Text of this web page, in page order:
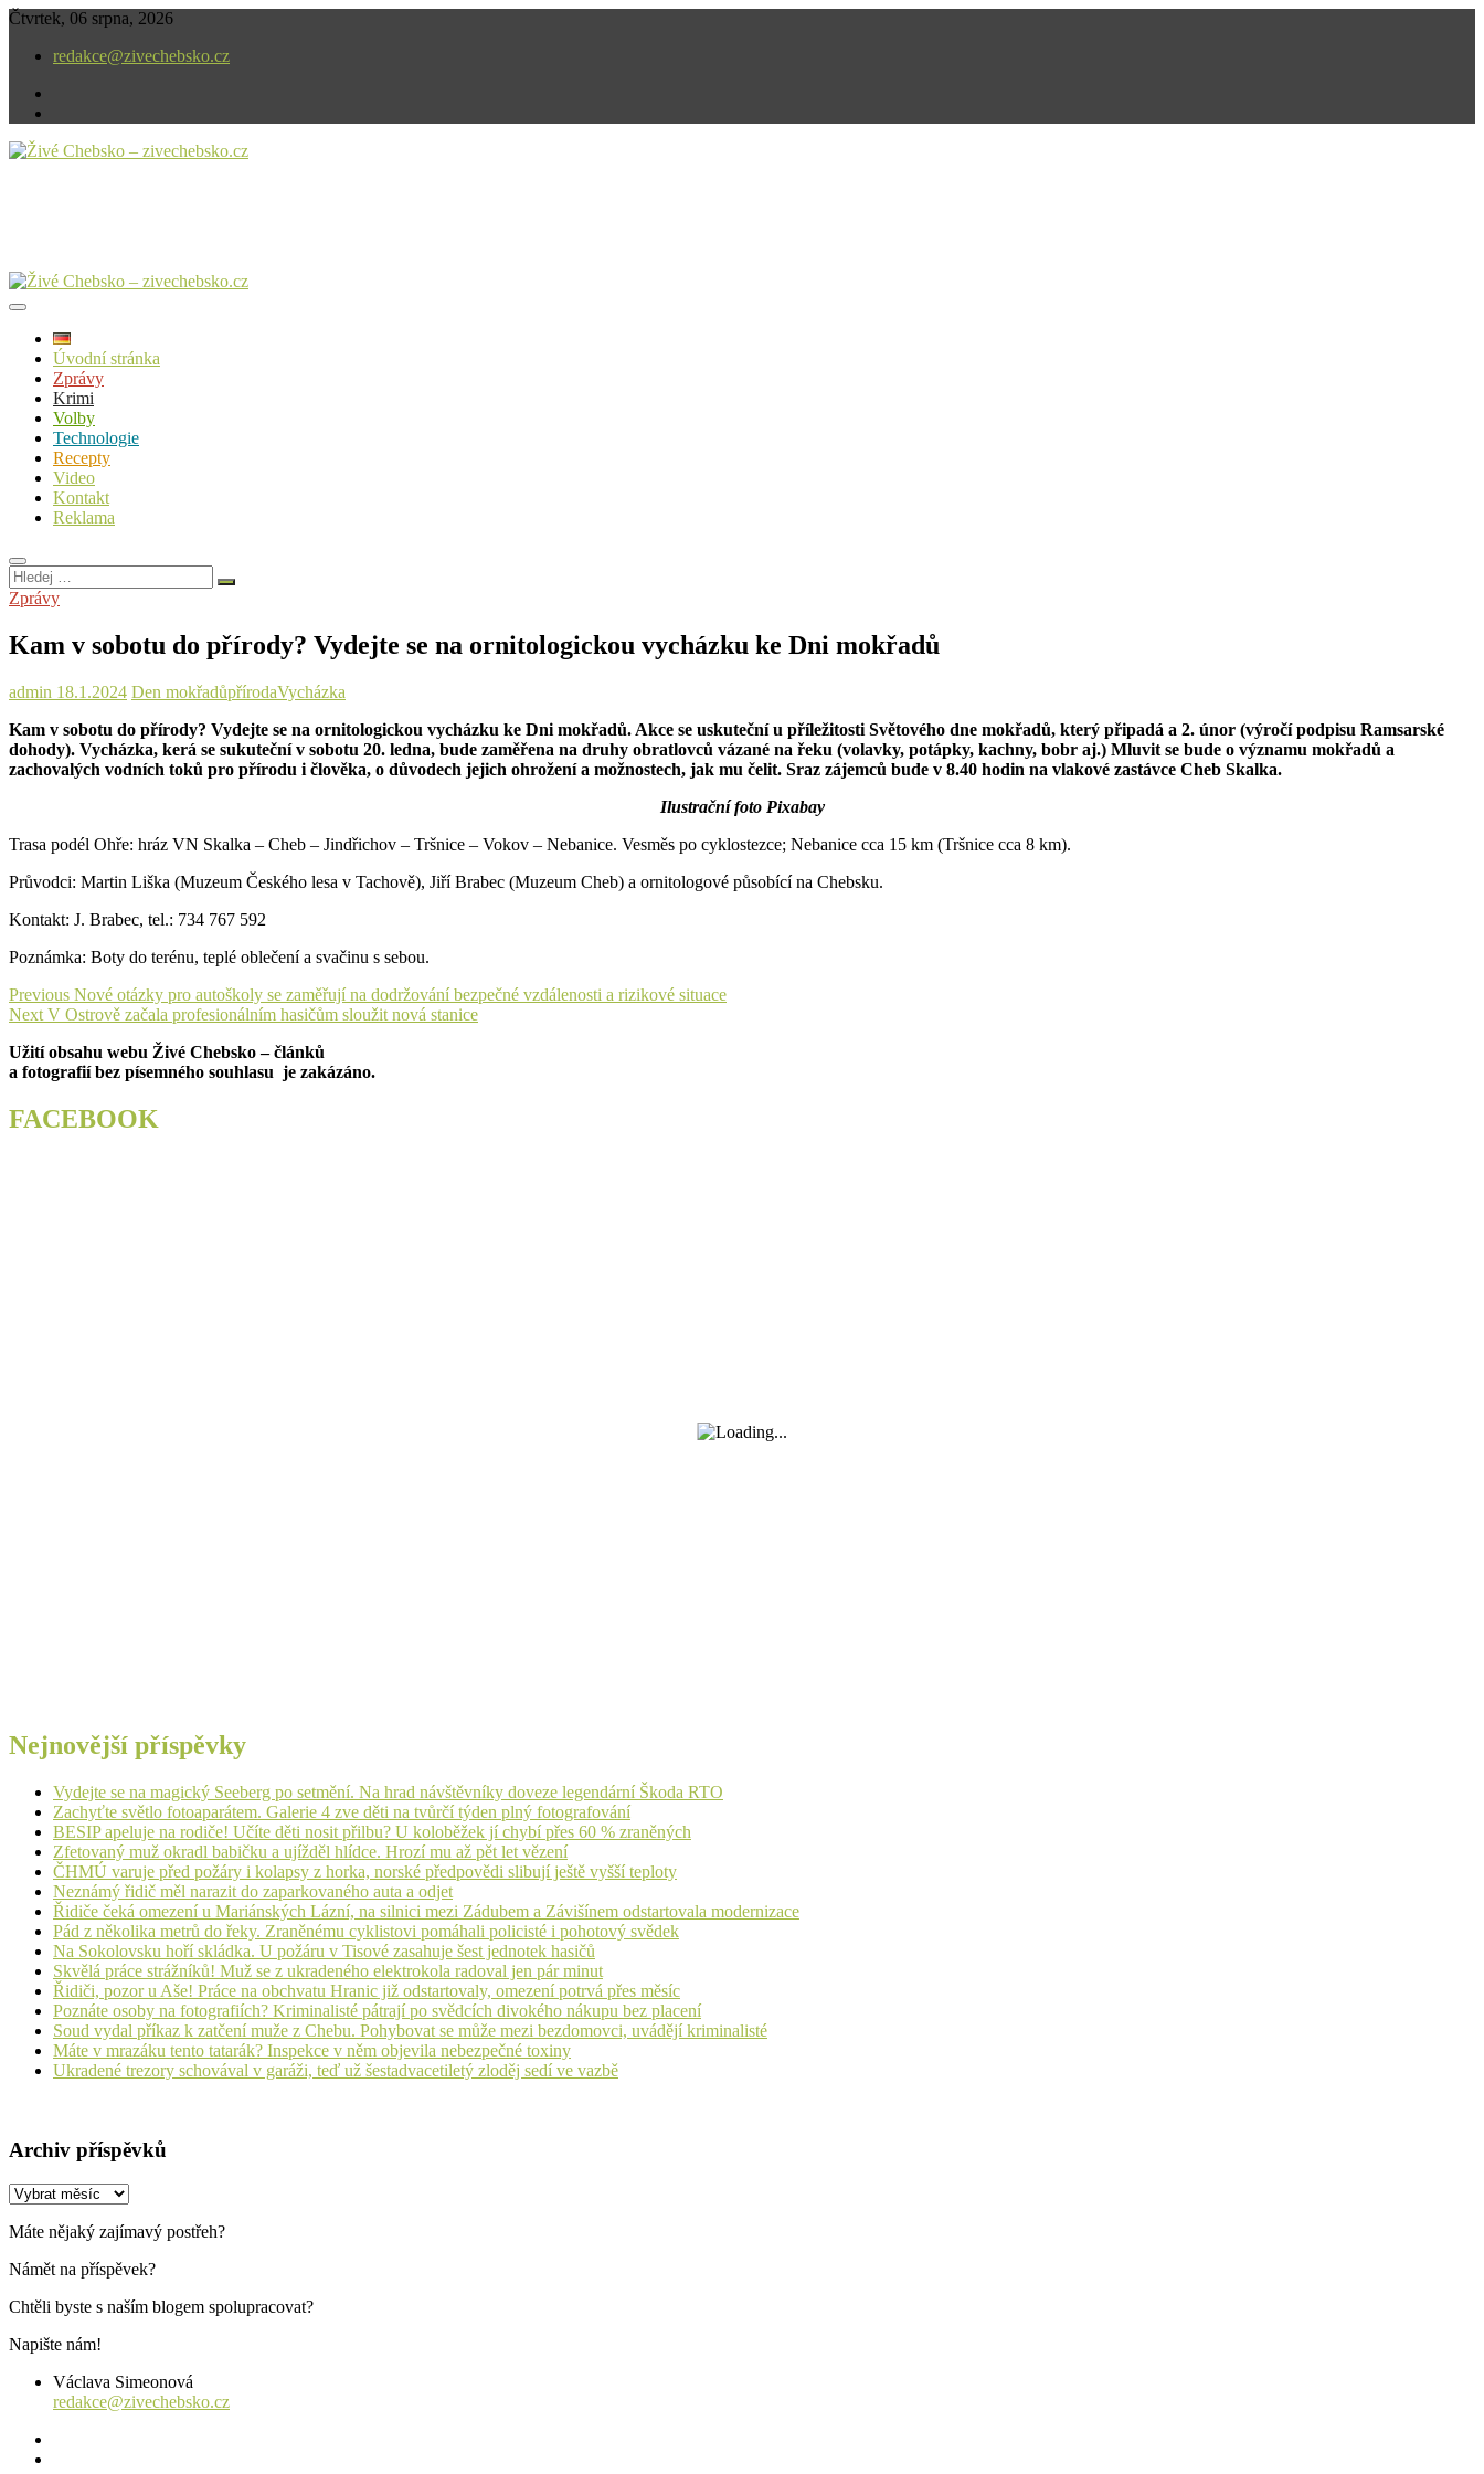
Skip
content
Čtvrtek, 06 srpna, 2026
redakce@zivechebsko.cz
Úvodní stránka
Zprávy
Krimi
Volby
Technologie
Recepty
Video
Kontakt
Reklama
Hledej
…
Zprávy
Kam v sobotu do přírody? Vydejte se na ornitologickou vycházku ke Dni mokřadů
admin 18.1.2024 Den mokřadůpřírodaVycházka
Kam v sobotu do přírody? Vydejte se na ornitologickou vycházku ke Dni mokřadů. Akce se uskuteční u příležitosti Světového dne mokřadů, který připadá a 2. únor (výročí podpisu Ramsarské
dohody). Vycházka, kerá se sukuteční v sobotu 20. ledna, bude zaměřena na druhy obratlovců vázané na řeku (volavky, potápky, kachny, bobr aj.) Mluvit se bude o významu mokřadů a
zachovalých vodních toků pro přírodu i člověka, o důvodech jejich ohrožení a možnostech, jak mu čelit. Sraz zájemců bude v 8.40 hodin na vlakové zastávce Cheb Skalka.
Ilustrační foto Pixabay
Trasa podél Ohře: hráz VN Skalka – Cheb – Jindřichov – Tršnice – Vokov – Nebanice. Vesměs po cyklostezce; Nebanice cca 15 km (Tršnice cca 8 km).
Průvodci: Martin Liška (Muzeum Českého lesa v Tachově), Jiří Brabec (Muzeum Cheb) a ornitologové působící na Chebsku.
Kontakt: J. Brabec, tel.: 734 767 592
Poznámka: Boty do terénu, teplé oblečení a svačinu s sebou.
Navigace
pro
příspěvek
Previous Previous
post:
Nové otázky pro autoškoly se zaměřují na dodržování bezpečné vzdálenosti a rizikové situace
Next Next
V Ostrově začala profesionálním hasičům sloužit nová stanice
Užití obsahu webu Živé Chebsko – článků
a fotografií bez písemného souhlasu je zakázáno.
FACEBOOK
Nejnovější příspěvky
Vydejte se na magický Seeberg po setmění. Na hrad návštěvníky doveze legendární Škoda RTO
Zachyťte světlo fotoaparátem. Galerie 4 zve děti na tvůrčí týden plný fotografování
BESIP apeluje na rodiče! Učíte děti nosit přilbu? U koloběžek jí chybí přes 60 % zraněných
Zfetovaný muž okradl babičku a ujížděl hlídce. Hrozí mu až pět let vězení
ČHMÚ varuje před požáry i kolapsy z horka, norské předpovědi slibují ještě vyšší teploty
Neznámý řidič měl narazit do zaparkovaného auta a odjet
Řidiče čeká omezení u Mariánských Lázní, na silnici mezi Zádubem a Závišínem odstartovala modernizace
Pád z několika metrů do řeky. Zraněnému cyklistovi pomáhali policisté i pohotový svědek
Na Sokolovsku hoří skládka. U požáru v Tisové zasahuje šest jednotek hasičů
Skvělá práce strážníků! Muž se z ukradeného elektrokola radoval jen pár minut
Řidiči, pozor u Aše! Práce na obchvatu Hranic již odstartovaly, omezení potrvá přes měsíc
Poznáte osoby na fotografiích? Kriminalisté pátrají po svědcích divokého nákupu bez placení
Soud vydal příkaz k zatčení muže z Chebu. Pohybovat se může mezi bezdomovci, uvádějí kriminalisté
Máte v mrazáku tento tatarák? Inspekce v něm objevila nebezpečné toxiny
Ukradené trezory schovával v garáži, teď už šestadvacetiletý zloděj sedí ve vazbě
Archiv příspěvků
Archiv
Máte nějaký zajímavý postřeh?
Námět na příspěvek?
Chtěli byste s naším blogem spolupracovat?
Napište nám!
Václava Simeonová
redakce@zivechebsko.cz